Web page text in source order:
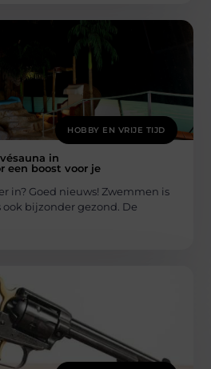
HOBBY EN VRIJE TIJD
in
een boost voor je
in? Goed nieuws! Zwemmen is
bijzonder gezond. De